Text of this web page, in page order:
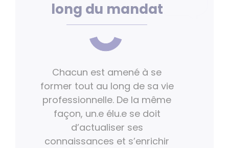
long du mandat
Chacun est amené à se
former tout au long de sa vie
professionnelle. De la même
façon, un.e élu.e se doit
d’actualiser ses
connaissances et s’enrichir